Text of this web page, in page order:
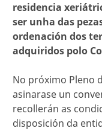
residencia
ser unha das
ordenación dos
adquiridos polo
No próximo Pleno
asinarase un
recollerán as
disposición da